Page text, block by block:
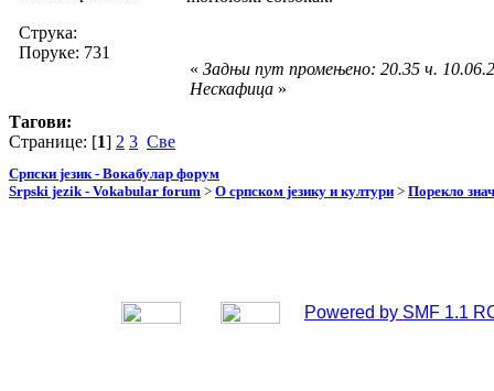
Струка:
Поруке: 731
« Задњи пут промењено: 20.35 ч.
Нескафица »
Тагови:
Странице: [1] 2 3 Све
Српски језик - Вокабулар форум
Srpski jezik - Vokabular forum > О српском језику и култури > Порекло
Powered by SMF 1.1